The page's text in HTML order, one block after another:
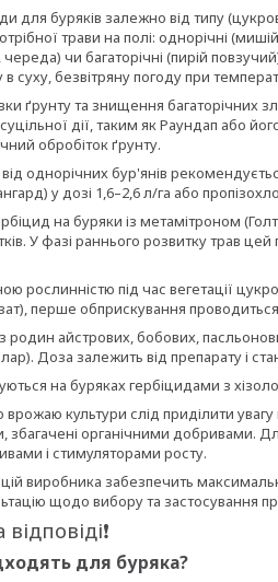
для буряків залежно від типу
трави на полі: однорічні
чи багаторічні (пирій
суху, безвітряну погоду при
ґрунту та знищення багаторічних
дії, таким як Раундап або
обробіток ґрунту.
від однорічних бур'янів
у дозі 1,6–2,6 л/га або
на буряки із метамітроном
У фазі раннього розвитку трав
рослинністю під час вегетації
перше обприскування проводиться
айстрових, бобових,
Доза залежить від препарату і
на буряках гербіцидами з
культури слід приділити увагу
збагачені органічними добривами.
і стимуляторами росту.
виробника забезпечить
щодо вибору та застосування
для буряка?